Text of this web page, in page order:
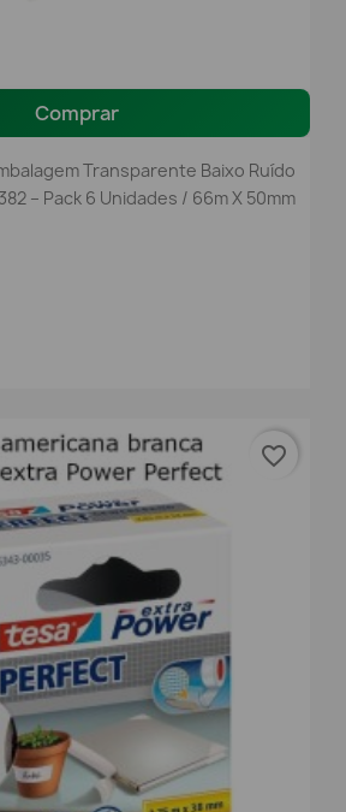
Comprar
Transparente Baixo Ruído
– Pack 6 Unidades / 66m X 50mm
favorite_border